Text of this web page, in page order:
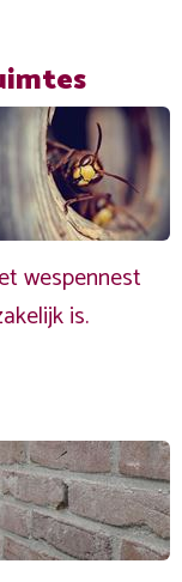
wespennest
is.